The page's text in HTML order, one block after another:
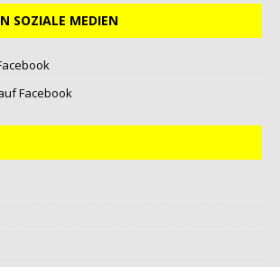
SOZIALE MEDIEN
Facebook